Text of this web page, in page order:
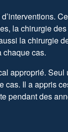
la chirurgie
la chirurgie
chaque cas.
approprié.
cas. Il a appris
pendant des